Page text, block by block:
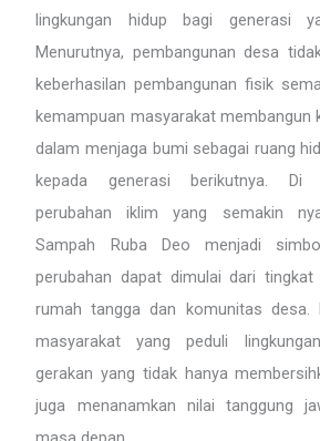
lingkungan hidup bagi generasi
Menurutnya, pembangunan desa
keberhasilan pembangunan fisik
kemampuan masyarakat membangun
dalam menjaga bumi sebagai ruang
kepada generasi berikutnya. Di
perubahan iklim yang semakin
Sampah Ruba Deo menjadi
perubahan dapat dimulai dari tingkat
rumah tangga dan komunitas desa.
masyarakat yang peduli
gerakan yang tidak hanya
juga menanamkan nilai tanggung